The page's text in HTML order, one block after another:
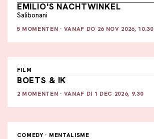
EMILIO'S NACHTWINKEL
Salibonani
5 MOMENTEN · VANAF DO 26 NOV 2026, 10.30
FILM
BOETS & IK
2 MOMENTEN · VANAF DI 1 DEC 2026, 9.30
COMEDY · MENTALISME